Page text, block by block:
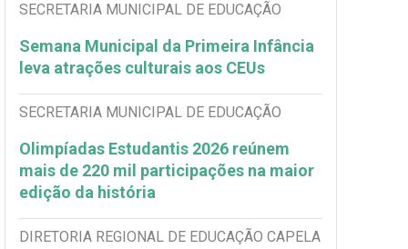
SECRETARIA MUNICIPAL DE EDUCAÇÃO
Semana Municipal da Primeira Infância
leva atrações culturais aos CEUs
SECRETARIA MUNICIPAL DE EDUCAÇÃO
Olimpíadas Estudantis 2026 reúnem
mais de 220 mil participações na maior
edição da história
DIRETORIA REGIONAL DE EDUCAÇÃO CAPELA